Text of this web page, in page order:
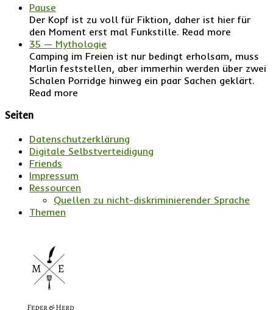
Pause
Der Kopf ist zu voll für Fiktion, daher ist hier für
den Moment erst mal Funkstille. Read more
35 — Mythologie
Camping im Freien ist nur bedingt erholsam, muss
Marlin feststellen, aber immerhin werden über zwei
Schalen Porridge hinweg ein paar Sachen geklärt.
Read more
Seiten
Datenschutzerklärung
Digitale Selbstverteidigung
Friends
Impressum
Ressourcen
Quellen zu nicht-diskriminierender Sprache
Themen